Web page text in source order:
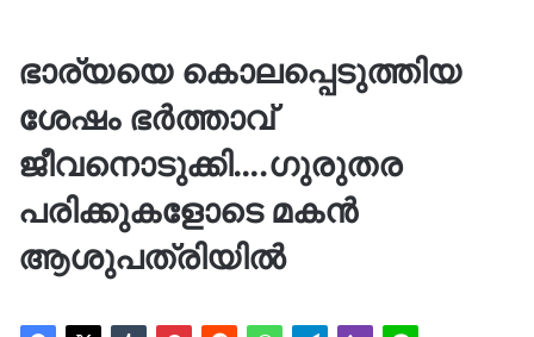
ഭാര്യയെ കൊലപ്പെടുത്തിയ
ശേഷം ഭര്‍ത്താവ്
ജീവനൊടുക്കി….ഗുരുതര
പരിക്കുകളോടെ മകന്‍
ആശുപത്രിയില്‍